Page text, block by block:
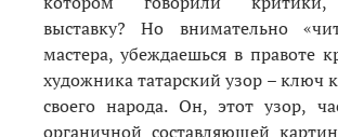
выставку? Но внимательно
мастера, убеждаешься в правоте
художника татарский узор – ключ
своего народа. Он, этот узор,
органичной составляющей